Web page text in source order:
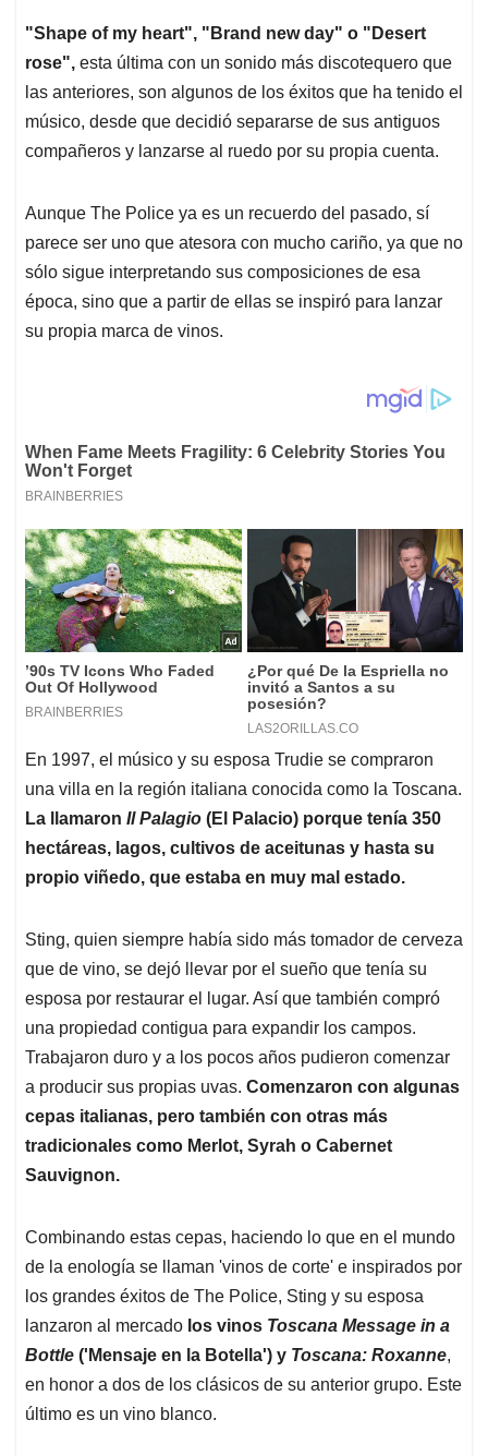
"Shape of my heart", "Brand new day" o "Desert
rose", esta última con un sonido más discotequero que
las anteriores, son algunos de los éxitos que ha tenido el
músico, desde que decidió separarse de sus antiguos
compañeros y lanzarse al ruedo por su propia cuenta.
Aunque The Police ya es un recuerdo del pasado, sí
parece ser uno que atesora con mucho cariño, ya que no
sólo sigue interpretando sus composiciones de esa
época, sino que a partir de ellas se inspiró para lanzar
su propia marca de vinos.
En 1997, el músico y su esposa Trudie se compraron
una villa en la región italiana conocida como la Toscana.
La llamaron Il Palagio (El Palacio) porque tenía 350
hectáreas, lagos, cultivos de aceitunas y hasta su
propio viñedo, que estaba en muy mal estado.
Sting, quien siempre había sido más tomador de cerveza
que de vino, se dejó llevar por el sueño que tenía su
esposa por restaurar el lugar. Así que también compró
una propiedad contigua para expandir los campos.
Trabajaron duro y a los pocos años pudieron comenzar
a producir sus propias uvas. Comenzaron con algunas
cepas italianas, pero también con otras más
tradicionales como Merlot, Syrah o Cabernet
Sauvignon.
Combinando estas cepas, haciendo lo que en el mundo
de la enología se llaman 'vinos de corte' e inspirados por
los grandes éxitos de The Police, Sting y su esposa
lanzaron al mercado los vinos Toscana Message in a
Bottle ('Mensaje en la Botella') y Toscana: Roxanne,
en honor a dos de los clásicos de su anterior grupo. Este
último es un vino blanco.